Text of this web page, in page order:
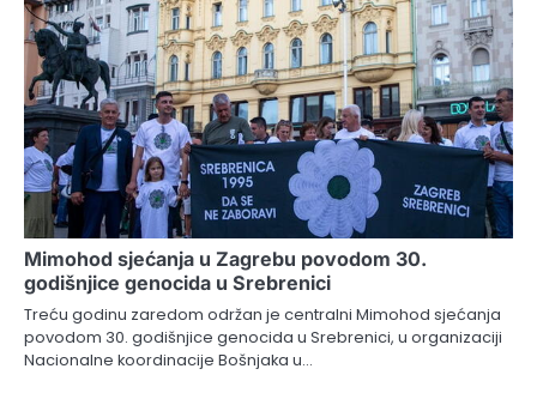
Mimohod sjećanja u Zagrebu povodom 30.
godišnjice genocida u Srebrenici
Treću godinu zaredom održan je centralni Mimohod sjećanja
povodom 30. godišnjice genocida u Srebrenici, u organizaciji
Nacionalne koordinacije Bošnjaka u…